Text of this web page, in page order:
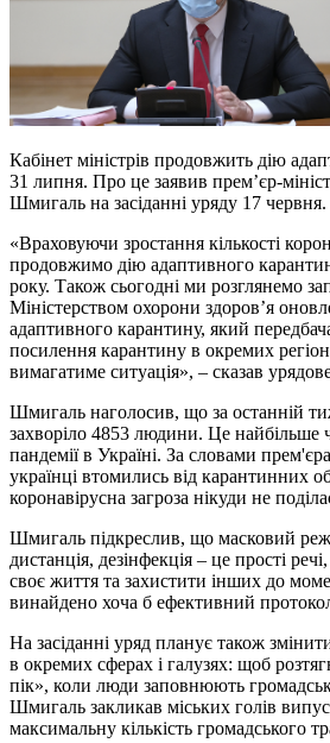
Кабінет міністрів продовжить дію
31 липня. Про це заявив прем’єр-
Шмигаль на засіданні уряду 17 червня.
«Враховуючи зростання кількості
продовжимо дію адаптивного
року. Також сьогодні ми розглянемо
Міністерством охорони здоров’я
адаптивного карантину, який
посилення карантину в окремих
вимагатиме ситуація», – сказав
Шмигаль наголосив, що за останній
захворіло 4853 людини. Це найбільше
пандемії в Україні. За словами
українці втомились від карантинних
коронавірусна загроза нікуди не
Шмигаль підкреслив, що масковий
дистанція, дезінфекція – це прості
своє життя та захистити інших до
винайдено хоча б ефективний
На засіданні уряд планує також
в окремих сферах і галузях: щоб
пік», коли люди заповнюють
Шмигаль закликав міських голів
максимальну кількість громадського